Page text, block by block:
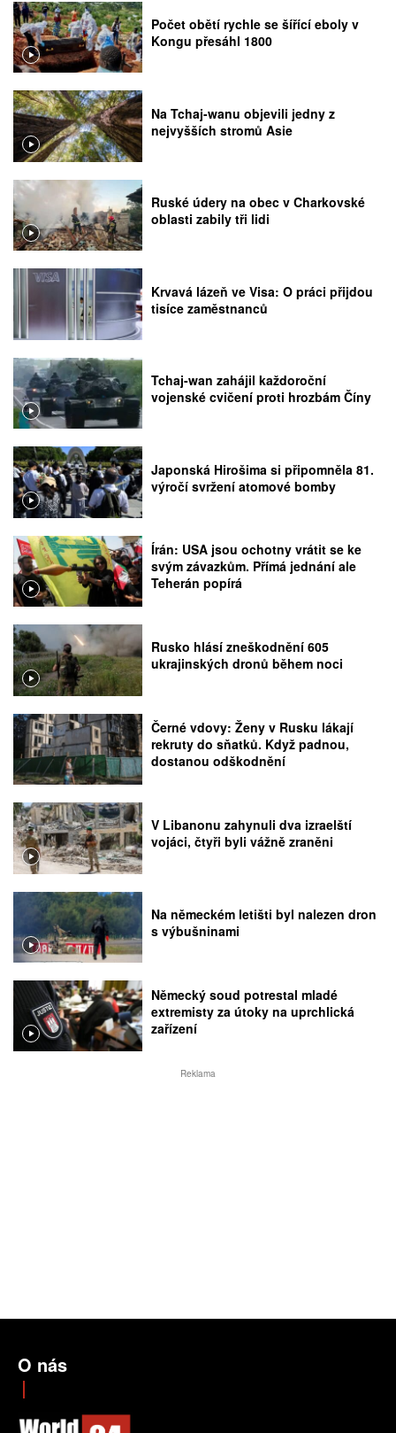
Počet obětí rychle se šířící eboly v
Kongu přesáhl 1800
Na Tchaj-wanu objevili jedny z
nejvyšších stromů Asie
Ruské údery na obec v Charkovské
oblasti zabily tři lidi
Krvavá lázeň ve Visa: O práci přijdou
tisíce zaměstnanců
Tchaj-wan zahájil každoroční
vojenské cvičení proti hrozbám Číny
Japonská Hirošima si připomněla 81.
výročí svržení atomové bomby
Írán: USA jsou ochotny vrátit se ke
svým závazkům. Přímá jednání ale
Teherán popírá
Rusko hlásí zneškodnění 605
ukrajinských dronů během noci
Černé vdovy: Ženy v Rusku lákají
rekruty do sňatků. Když padnou,
dostanou odškodnění
V Libanonu zahynuli dva izraelští
vojáci, čtyři byli vážně zraněni
Na německém letišti byl nalezen dron
s výbušninami
Německý soud potrestal mladé
extremisty za útoky na uprchlická
zařízení
Reklama
O nás